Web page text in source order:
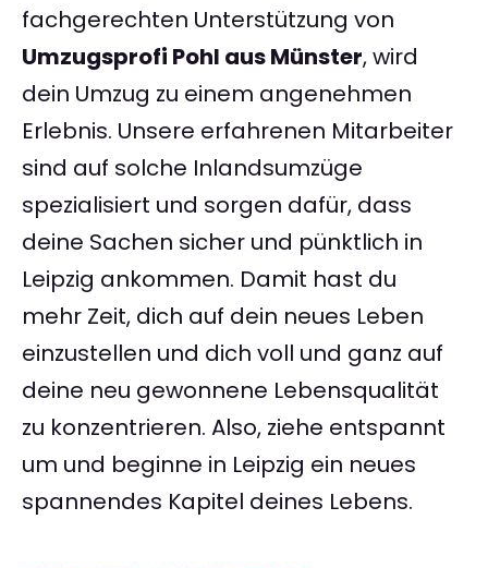
fachgerechten Unterstützung von
Umzugsprofi Pohl aus Münster, wird
dein Umzug zu einem angenehmen
Erlebnis. Unsere erfahrenen Mitarbeiter
sind auf solche Inlandsumzüge
spezialisiert und sorgen dafür, dass
deine Sachen sicher und pünktlich in
Leipzig ankommen. Damit hast du
mehr Zeit, dich auf dein neues Leben
einzustellen und dich voll und ganz auf
deine neu gewonnene Lebensqualität
zu konzentrieren. Also, ziehe entspannt
um und beginne in Leipzig ein neues
spannendes Kapitel deines Lebens.